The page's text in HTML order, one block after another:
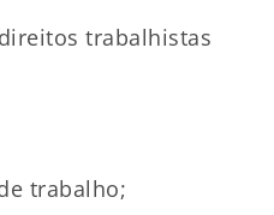
trabalhistas
trabalho;